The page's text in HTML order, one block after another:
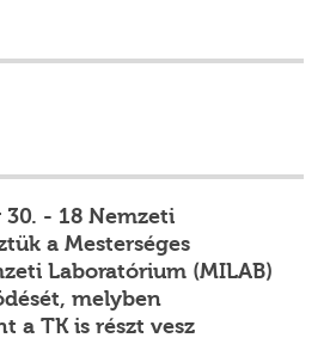
30. - 18 Nemzeti
a Mesterséges
Laboratórium (MILAB)
melyben
a TK is részt vesz